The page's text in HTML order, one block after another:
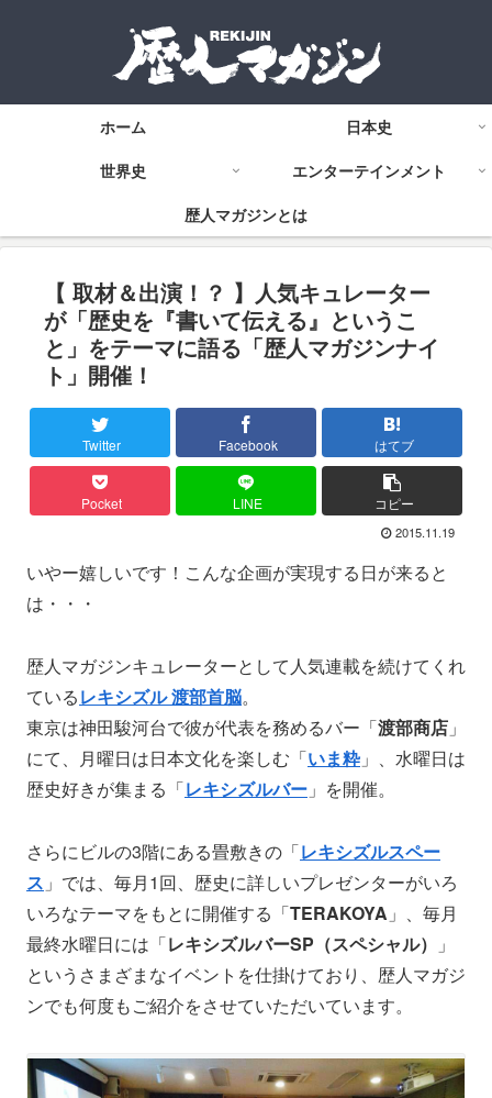
ホーム
日本史
世界史
エンターテインメント
歴人マガジンとは
【 取材＆出演！？ 】人気キュレーター
が「歴史を『書いて伝える』というこ
と」をテーマに語る「歴人マガジンナイ
ト」開催！
Twitter Facebook はてブ
Pocket LINE コピー
2015.11.19
いやー嬉しいです！こんな企画が実現する日が来ると
は・・・
歴人マガジンキュレーターとして人気連載を続けてくれ
ているレキシズル 渡部首脳。
東京は神田駿河台で彼が代表を務めるバー「渡部商店 」
にて、月曜日は日本文化を楽しむ「いま粋 」、水曜日は
歴史好きが集まる「レキシズルバー 」を開催。
さらにビルの3階にある畳敷きの「レキシズルスペー
ス 」では、毎月1回、歴史に詳しいプレゼンターがいろ
いろなテーマをもとに開催する「TERAKOYA 」、毎月
最終水曜日には「レキシズルバーSP（スペシャル）
」
というさまざまなイベントを仕掛けており、歴人マガジ
ンでも何度もご紹介をさせていただいています。